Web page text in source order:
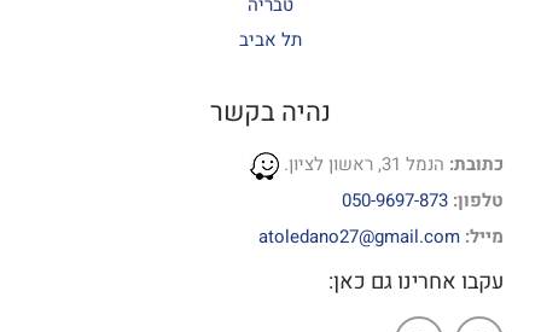
תל אביב
נהיה בקשר
כתובת: הנמל 31, ראשון לציון.
טלפון: 050-9697-873
מייל: atoledano27@gmail.com
עקבו אחרינו גם כאן: